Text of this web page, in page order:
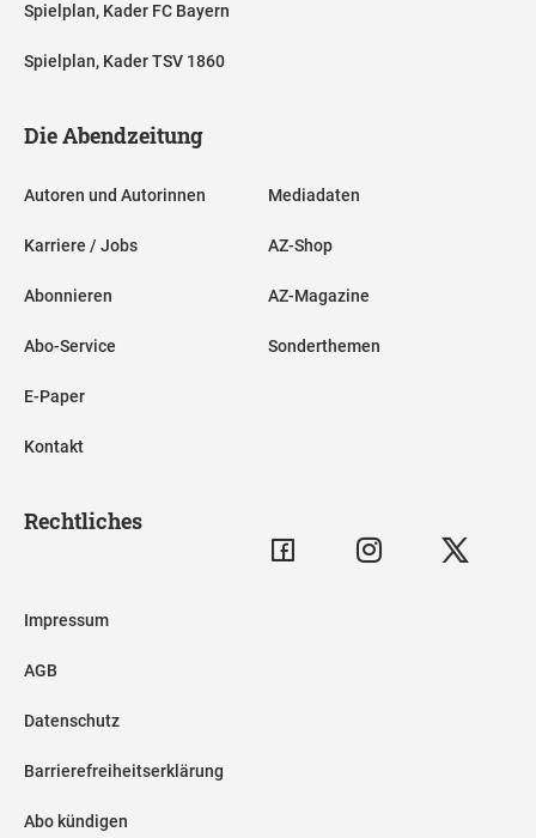
Spielplan, Kader FC Bayern
Spielplan, Kader TSV 1860
Die Abendzeitung
Autoren und Autorinnen
Karriere / Jobs
Abonnieren
Abo-Service
E-Paper
Kontakt
Mediadaten
AZ-Shop
AZ-Magazine
Sonderthemen
Rechtliches
Impressum
AGB
Datenschutz
Barrierefreiheitserklärung
Abo kündigen